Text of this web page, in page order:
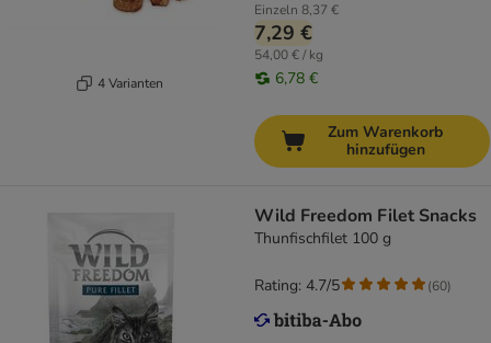
4 Varianten
Einzeln 8,37 €
7,29 €
54,00 € / kg
6,78 €
Zum Warenkorb
hinzufügen
Wild Freedom Filet Snacks
Thunfischfilet 100 g
Rating: 4.7/5 (60)